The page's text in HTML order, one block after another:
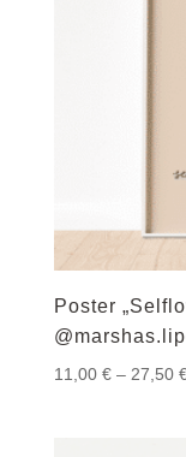
Poster
11,00 € – 27,50